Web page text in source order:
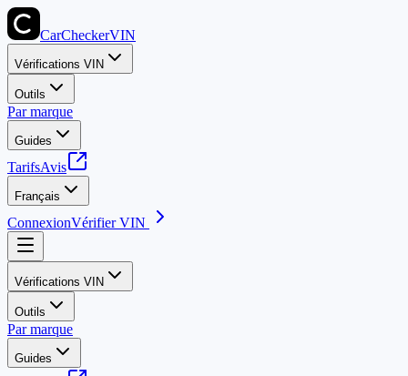
CarCheckerVIN
Vérifications VIN
Outils
Par marque
Guides
TarifsAvis
Français
ConnexionVérifier VIN
Vérifications VIN
Outils
Par marque
Guides